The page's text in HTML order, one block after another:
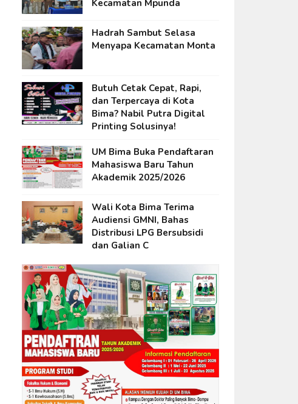
Kecamatan Mpunda
Hadrah Sambut Selasa
Menyapa Kecamatan Monta
Butuh Cetak Cepat, Rapi,
dan Terpercaya di Kota
Bima? Nabil Putra Digital
Printing Solusinya!
UM Bima Buka Pendaftaran
Mahasiswa Baru Tahun
Akademik 2025/2026
Wali Kota Bima Terima
Audiensi GMNI, Bahas
Distribusi LPG Bersubsidi
dan Galian C